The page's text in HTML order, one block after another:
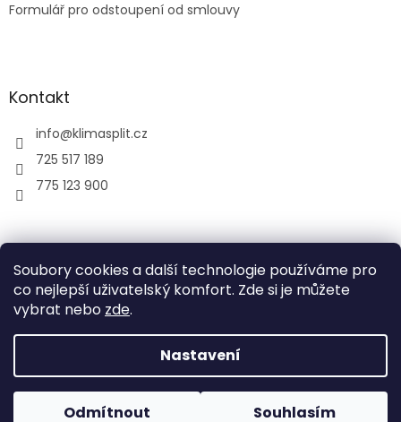
Soubory cookies a další technologie používáme pro
co nejlepší uživatelský komfort. Zde si je můžete
vybrat nebo zde.
Nastavení
Odmítnout Souhlasím
Formulář pro odstoupení od smlouvy
Kontakt
info@klimasplit.cz
725 517 189
775 123 900
air-cool
Vytvořil Shoptet
Copyright 2026Klimatizace do bytu a firem. Všechna
práva vyhrazena.